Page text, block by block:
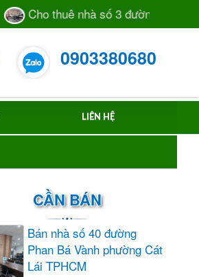
Cho thuê nhà số 3 đường 105 TML
0903380680
LIÊN HỆ
CẦN BÁN
Bán nhà số 40 đường
Phan Bá Vành phường Cát
Lái TPHCM